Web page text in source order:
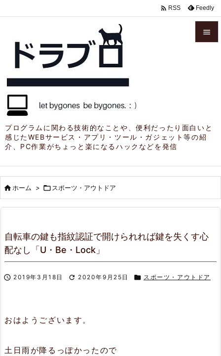
プログラムに関わる技術的なことや、便利だったり面白いと
感じたWEBサービス・アプリ・ツール・ガジェット等の紹
介、PC作業がちょっと楽になるハックなどを発信


次へ
 RSS Feedly
ホーム >  スポーツ・アウトドア
自転車の鍵も指紋認証で開けられれば鍵を失くす心
配なし「U・Be・Lock」
 2019年3月18日  2020年9月25日  スポーツ・アウトドア
おはようございます。
土日雨が降るっぽかったので